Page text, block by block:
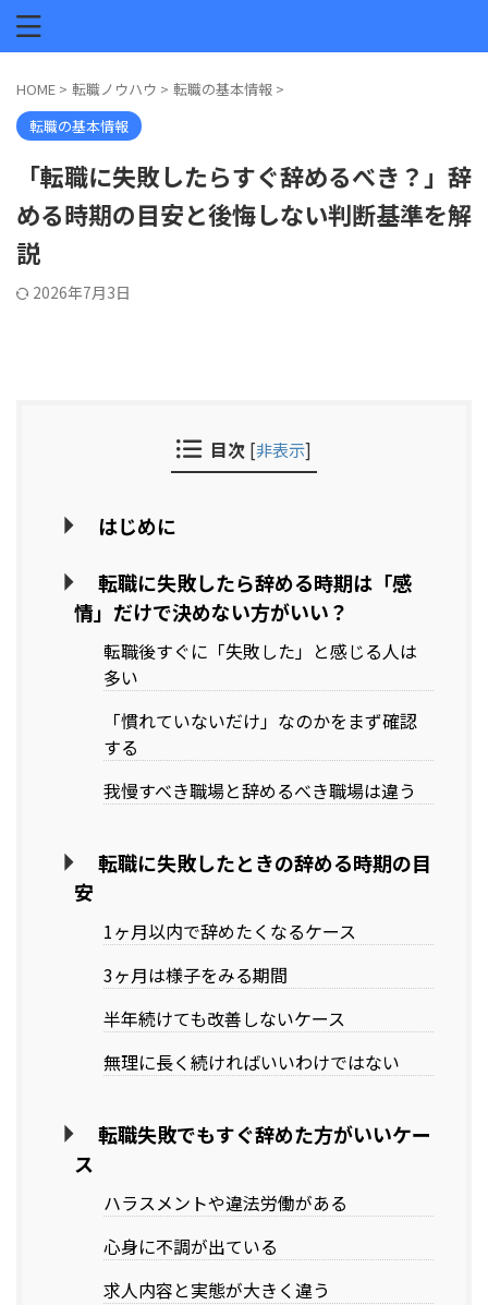
HOME > 転職ノウハウ > 転職の基本情報 >
転職の基本情報
「転職に失敗したらすぐ辞めるべき？」辞
める時期の目安と後悔しない判断基準を解
説
2026年7月3日
目次 [非表示]
はじめに
転職に失敗したら辞める時期は「感
情」だけで決めない方がいい？
転職後すぐに「失敗した」と感じる人は
多い
「慣れていないだけ」なのかをまず確認
する
我慢すべき職場と辞めるべき職場は違う
転職に失敗したときの辞める時期の目
安
1ヶ月以内で辞めたくなるケース
3ヶ月は様子をみる期間
半年続けても改善しないケース
無理に長く続ければいいわけではない
転職失敗でもすぐ辞めた方がいいケー
ス
ハラスメントや違法労働がある
心身に不調が出ている
求人内容と実態が大きく違う